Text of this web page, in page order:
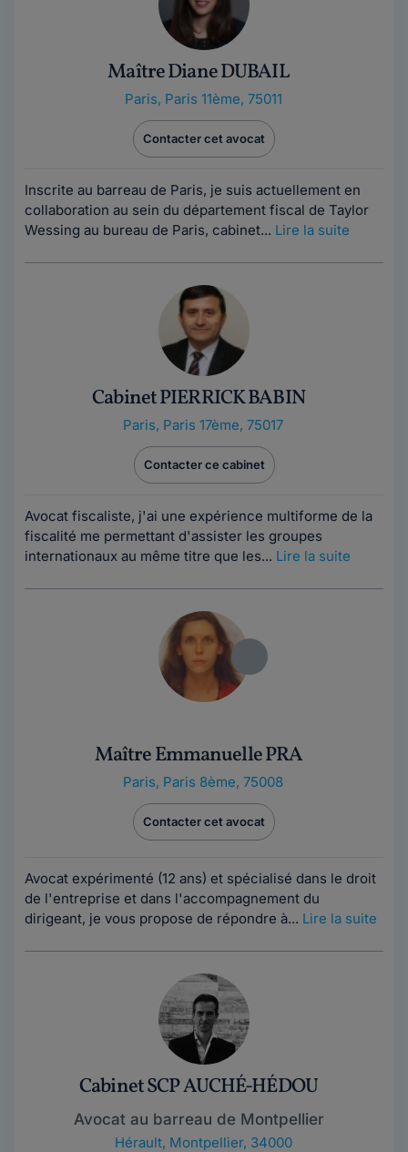
Maître Diane DUBAIL
Paris, Paris 11ème, 75011
Contacter cet avocat
Inscrite au barreau de Paris, je suis actuellement en
collaboration au sein du département fiscal de Taylor
Wessing au bureau de Paris, cabinet... Lire la suite
Cabinet PIERRICK BABIN
Paris, Paris 17ème, 75017
Contacter ce cabinet
Avocat fiscaliste, j'ai une expérience multiforme de la
fiscalité me permettant d'assister les groupes
internationaux au même titre que les... Lire la suite
Maître Emmanuelle PRA
Paris, Paris 8ème, 75008
Contacter cet avocat
Avocat expérimenté (12 ans) et spécialisé dans le droit
de l'entreprise et dans l'accompagnement du
dirigeant, je vous propose de répondre à... Lire la suite
Cabinet SCP AUCHÉ-HÉDOU
Avocat au barreau de Montpellier
Hérault, Montpellier, 34000